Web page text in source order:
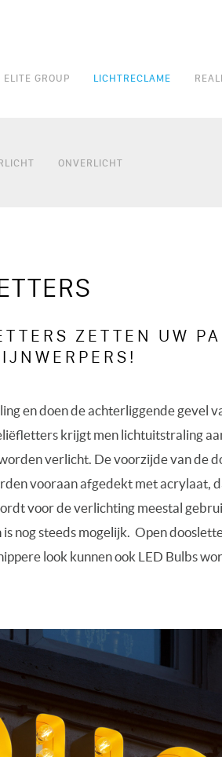
GROUP LICHTRECLAME
ONVERLICHT
ZETTEN UW
en doen de achterliggende gevel
krijgt men lichtuitstraling
verlicht. De voorzijde van de
vooraan afgedekt met acrylaat,
voor de verlichting meestal
nog steeds mogelijk. Open
look kunnen ook LED Bulbs